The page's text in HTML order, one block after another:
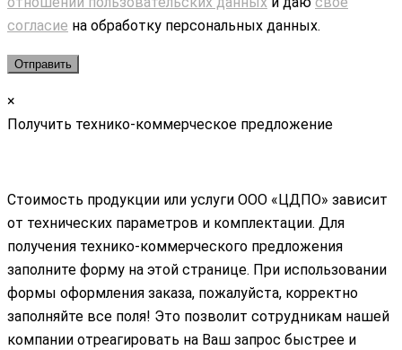
согласие на обработку персональных данных.
×
Получить технико-коммерческое предложение
Стоимость продукции или услуги ООО «ЦДПО» зависит
от технических параметров и комплектации. Для
получения технико-коммерческого предложения
заполните форму на этой странице. При использовании
формы оформления заказа, пожалуйста, корректно
заполняйте все поля! Это позволит сотрудникам нашей
компании отреагировать на Ваш запрос быстрее и